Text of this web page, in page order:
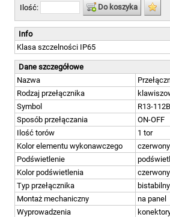
Ilość: Do koszyka
Info
Klasa szczelności IP65
Dane szczegółowe
Nazwa
Rodzaj przełącznika
Symbol
R13-
Sposób przełączania
ON-OFF
Ilość torów
1 tor
Kolor elementu wykonawczego
czerwony
Podświetlenie
Kolor podświetlenia
czerwony
Typ przełącznika
bistabilny
Montaż mechaniczny
na panel
Wyprowadzenia